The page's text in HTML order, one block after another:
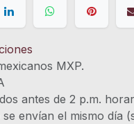
MXP.
antes de 2 p.m.
envían el mismo día